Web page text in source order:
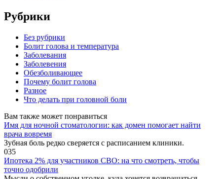
Рубрики
Без рубрики
Болит голова и температура
Заболевания
Заболевения
Обезболивающее
Почему болит голова
Разное
Что делать при головной боли
Вам также может понравиться
Имя для ночной стоматологии: как домен помогает найти
врача вовремя
Зубная боль редко сверяется с расписанием клиники.
035
Ипотека 2% для участников СВО: на что смотреть, чтобы
точно одобрили